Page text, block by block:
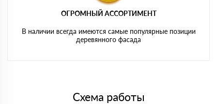
ОГРОМНЫЙ АССОРТИМЕНТ
В наличии всегда имеются самые популярные позиции
деревянного фасада
Схема работы